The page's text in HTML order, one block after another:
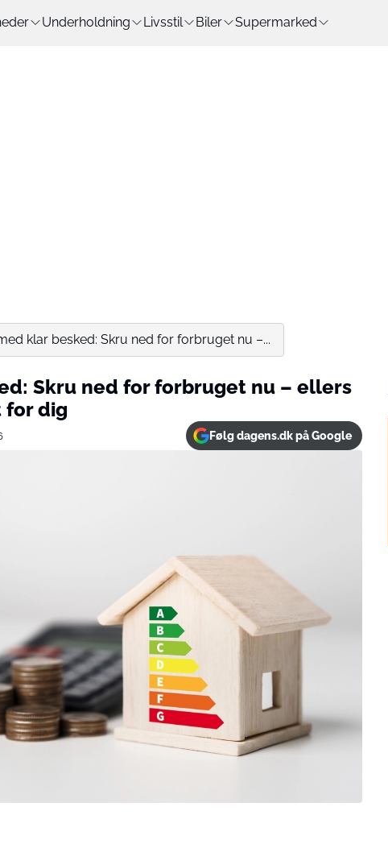
Underholdning Livsstil Biler Supermarked
klar besked: Skru ned for forbruget nu –...
Skru ned for forbruget nu – ellers
for dig
Følg dagens.dk på Google